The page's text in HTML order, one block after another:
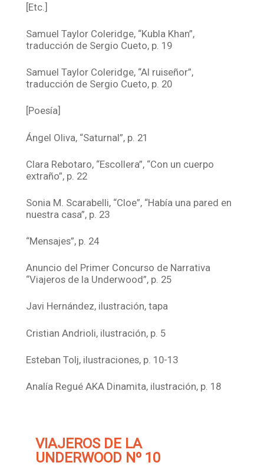
[Etc.]
Samuel Taylor Coleridge, “Kubla Khan”,
traducción de Sergio Cueto, p. 19
Samuel Taylor Coleridge, “Al ruiseñor”,
traducción de Sergio Cueto, p. 20
[Poesía]
Ángel Oliva, “Saturnal”, p. 21
Clara Rebotaro, “Escollera”, “Con un cuerpo
extraño”, p. 22
Sonia M. Scarabelli, “Cloe”, “Había una pared en
nuestra casa”, p. 23
“Mensajes”, p. 24
Anuncio del Primer Concurso de Narrativa
“Viajeros de la Underwood”, p. 25
Javi Hernández, ilustración, tapa
Cristian Andrioli, ilustración, p. 5
Esteban Tolj, ilustraciones, p. 10-13
Analía Regué AKA Dinamita, ilustración, p. 18
VIAJEROS DE LA
UNDERWOOD Nº 10